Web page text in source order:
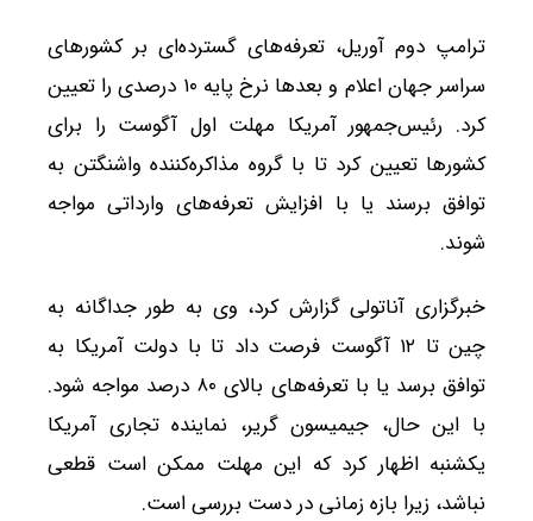
ترامپ دوم آوریل، تعرفه‌های گسترده‌ای بر کشورهای
سراسر جهان اعلام و بعدها نرخ پایه ۱۰ درصدی را تعیین
کرد. رئیس‌جمهور آمریکا مهلت اول آگوست را برای
کشورها تعیین کرد تا با گروه مذاکره‌کننده واشنگتن به
توافق برسند یا با افزایش تعرفه‌های وارداتی مواجه
شوند.
خبرگزاری آناتولی گزارش کرد، وی به طور جداگانه به
چین تا ۱۲ آگوست فرصت داد تا با دولت آمریکا به
توافق برسد یا با تعرفه‌های بالای ۸۰ درصد مواجه شود.
با این حال، جیمیسون گریر، نماینده تجاری آمریکا
یکشنبه اظهار کرد که این مهلت ممکن است قطعی
نباشد، زیرا بازه زمانی در دست بررسی است.